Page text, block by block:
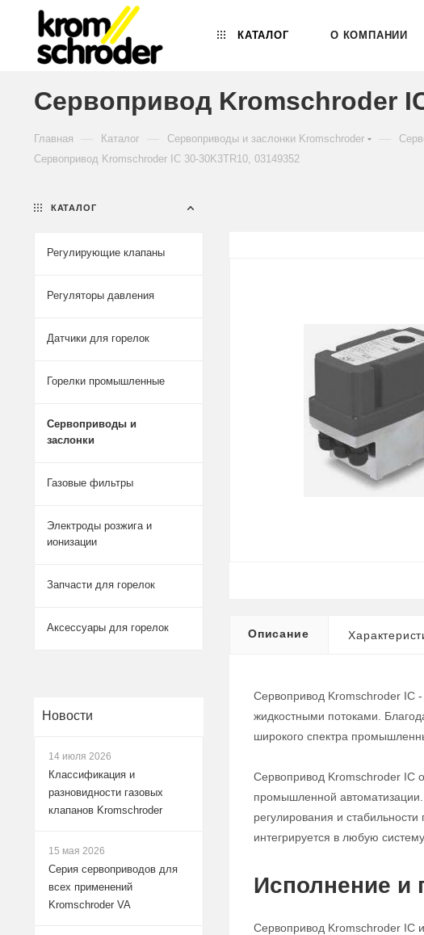
КАТАЛОГ О КОМПАНИИ
Сервопривод Kromschroder
Главная Каталог Сервоприводы и заслонки Kromschroder
Сервопривод Kromschroder IC 30-30K3TR10, 03149352
Описание
Сервопривод Kromschroder IC -
жидкостными потоками.
широкого спектра
Сервопривод Kromschroder IC
промышленной автоматизации.
регулирования и
интегрируется в любую
Исполнение и
Сервопривод Kromschroder IC
КАТАЛОГ
Регулирующие клапаны
Регуляторы давления
Датчики для горелок
Горелки промышленные
Сервоприводы и
заслонки
Газовые фильтры
Электроды розжига и
ионизации
Запчасти для горелок
Аксессуары для горелок
Новости
14 июля 2026
Классификация и
разновидности газовых
клапанов Kromschroder
15 мая 2026
Серия сервоприводов для
всех применений
Kromschroder VA